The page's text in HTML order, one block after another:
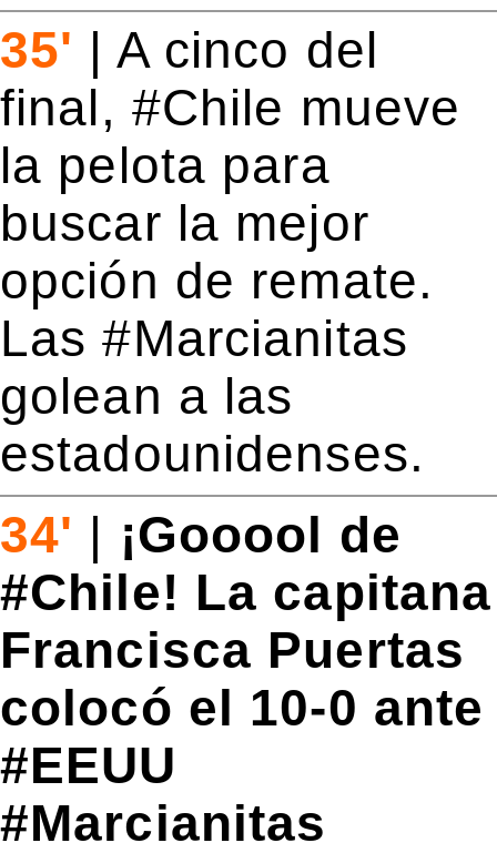
35' | A cinco del
final, #Chile mueve
la pelota para
buscar la mejor
opción de remate.
Las #Marcianitas
golean a las
estadounidenses.
34' | ¡Gooool de
#Chile! La capitana
Francisca Puertas
colocó el 10-0 ante
#EEUU
#Marcianitas